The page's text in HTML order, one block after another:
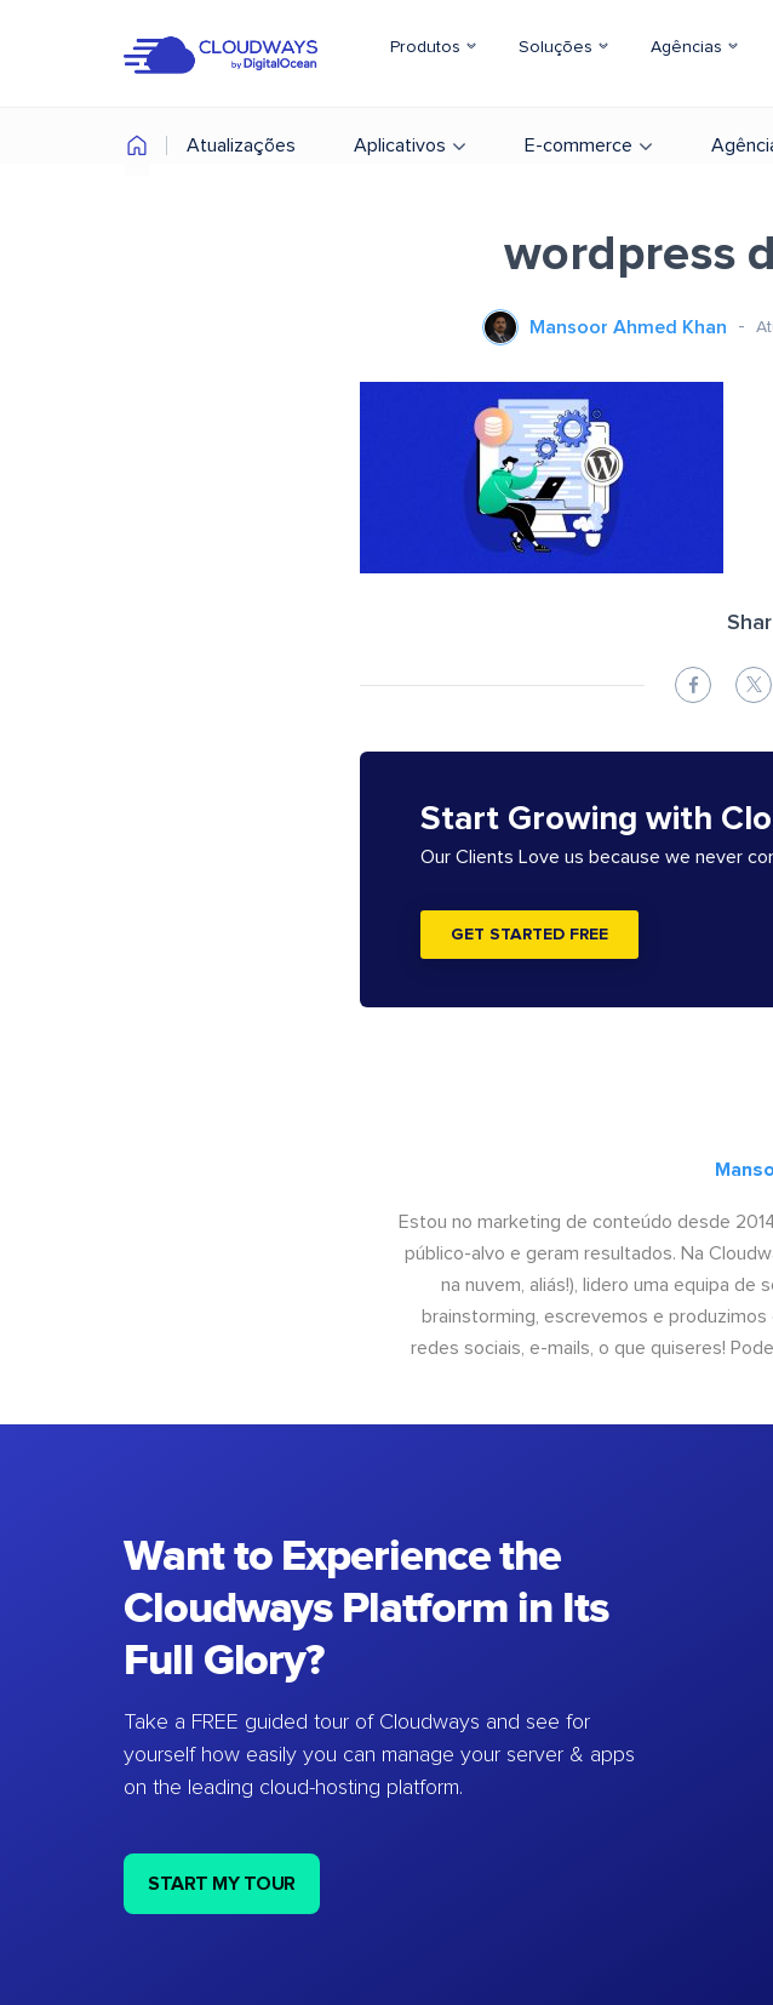
Produtos Soluções Agências
Atualizações Aplicativos E-commerce
wordpress
Mansoor Ahmed Khan
Start Growing with
Our Clients Love us because we never
GET STARTED FREE
Estou no marketing de conteúdo desde
público-alvo e geram resultados. Na
na nuvem, aliás!), lidero uma equipa
brainstorming, escrevemos e
redes sociais, e-mails, o que quiseres!
Want to Experience the
Cloudways Platform in Its
Full Glory?
Take a FREE guided tour of Cloudways and see for
yourself how easily you can manage your server & apps
on the leading cloud-hosting platform.
START MY TOUR